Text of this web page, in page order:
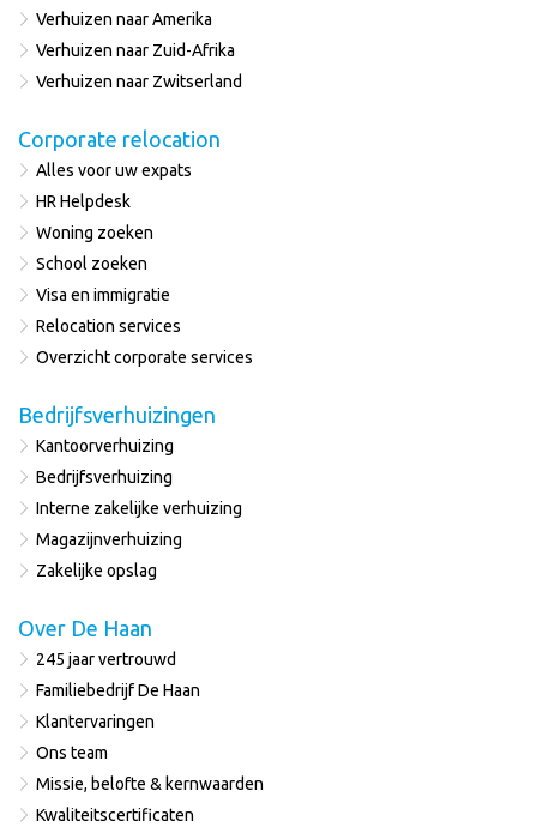
Verhuizen naar Amerika
Verhuizen naar Zuid-Afrika
Verhuizen naar Zwitserland
Corporate relocation
Alles voor uw expats
HR Helpdesk
Woning zoeken
School zoeken
Visa en immigratie
Relocation services
Overzicht corporate services
Bedrijfsverhuizingen
Kantoorverhuizing
Bedrijfsverhuizing
Interne zakelijke verhuizing
Magazijnverhuizing
Zakelijke opslag
Over De Haan
245 jaar vertrouwd
Familiebedrijf De Haan
Klantervaringen
Ons team
Missie, belofte & kernwaarden
Kwaliteitscertificaten